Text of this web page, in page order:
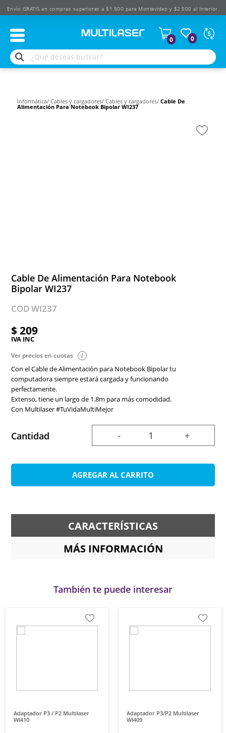
Envío GRATIS en compras superiores a $1.500 para Montevideo y $2.500 al Interior.
Según
$
0
0
Informática/ Cables y cargadores/ Cables y cargadores/ Cable De
Alimentación Para Notebook Bipolar WI237
Cable De Alimentación Para Notebook
Bipolar WI237
COD WI237
$ 209
IVA INC
Ver precios en cuotas
Con el Cable de Alimentación para Notebook Bipolar tu
computadora siempre estará cargada y funcionando
perfectamente.
Extenso, tiene un largo de 1.8m para más comodidad.
Con Multilaser #TuVidaMultiMejor
Cantidad - +
AGREGAR AL CARRITO
CARACTERÍSTICAS
MÁS INFORMACIÓN
También te puede interesar
Adaptador P3 / P2 Multilaser
WI410
Adaptador P3/P2 Multilaser
WI409